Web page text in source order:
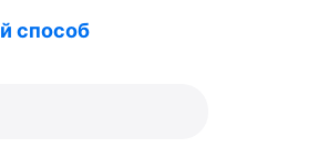
способ